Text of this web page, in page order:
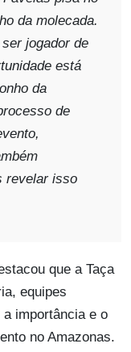
da molecada.
jogador de
está
da
de
revelar isso
que a Taça
equipes
importância e o
no Amazonas.